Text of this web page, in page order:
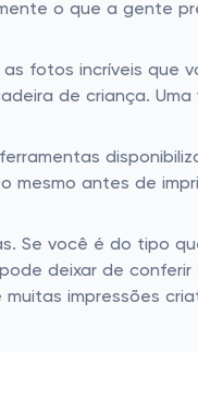
o que a gente
fotos incríveis que
de criança.
antes de
Se você é do tipo
deixar de conferir
impressões